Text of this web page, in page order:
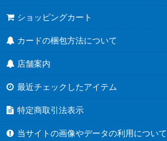
ショッピングカート
カードの梱包方法について
店舗案内
最近チェックしたアイテム
特定商取引法表示
当サイトの画像やデータの利用について